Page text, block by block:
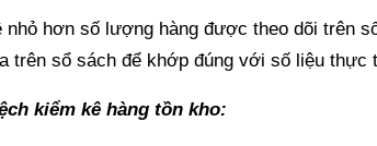
hơn số lượng hàng được theo dõi trên
trên sổ sách để khớp đúng với số liệu thực
kiểm kê hàng tồn kho: